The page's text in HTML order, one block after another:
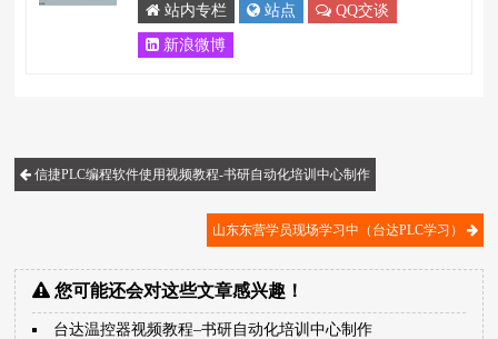
站内专栏 站点 QQ交谈
新浪微博
信捷PLC编程软件使用视频教程-书研自动化培训中心制作
山东东营学员现场学习中（台达PLC学习）
您可能还会对这些文章感兴趣！
台达温控器视频教程–书研自动化培训中心制作